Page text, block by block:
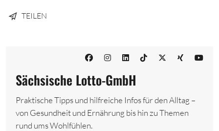
TEILEN
Sächsische Lotto-GmbH
Praktische Tipps und hilfreiche Infos für den Alltag –
von Gesundheit und Ernährung bis hin zu Themen
rund ums Wohlfühlen.